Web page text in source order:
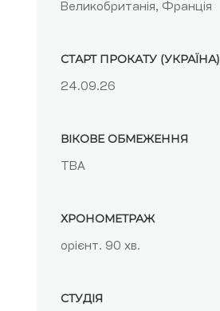
Великобританія, Франція
СТАРТ ПРОКАТУ (УКРАЇНА)
24.09.26
ВІКОВЕ ОБМЕЖЕННЯ
TBA
ХРОНОМЕТРАЖ
орієнт. 90 хв.
СТУДІЯ